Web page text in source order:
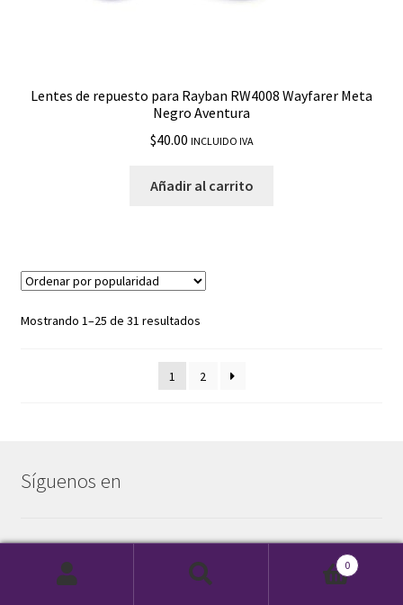
Lentes de repuesto para Rayban RW4008 Wayfarer Meta
Negro Aventura
$40.00 INCLUIDO IVA
Añadir al carrito
Mostrando 1–25 de 31 resultados
1 2
Síguenos en
Instagram 0